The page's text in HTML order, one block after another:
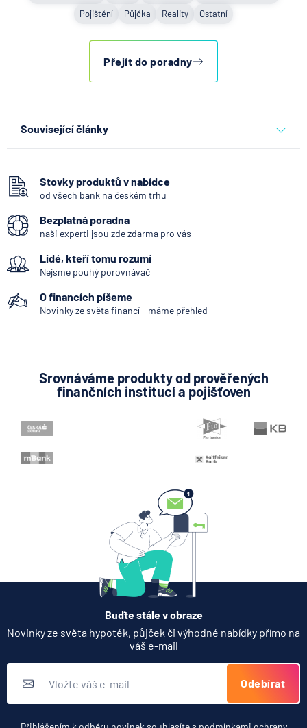
Pojištění
Půjčka Reality Ostatní
Přejít do poradny
Související články
7.8.2026
6.8.2026 Daně
Když rozhoduje stres: nové
triky bankovních
podvodníků
Zobrazit všechny články
Stovky produktů v nabídce
od všech bank na českém trhu
Bezplatná poradna
naši experti jsou zde zdarma pro vás
Lidé, kteří tomu rozumí
Nejsme pouhý porovnávač
O financích píšeme
Novinky ze světa financí - máme přehled
Srovnáváme produkty od prověřených
finančních institucí a pojišťoven
Buďte stále v obraze
Novinky ze světa hypoték, půjček či výhodné nabídky přímo na
váš e-mail
Odebírat